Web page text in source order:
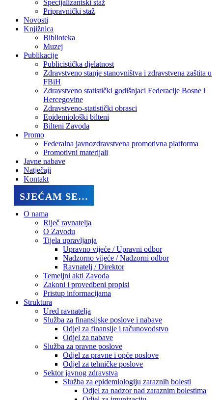
Specijalizantski staž
Pripravnički staž
Novosti
Knjižnica
Biblioteka
Muzej
Publikacije
Publicistička djelatnost
Zdravstveno stanje stanovništva i zdravstvena zaštita u
FBiH
Zdravstveno statistički godišnjaci Federacije Bosne i
Hercegovine
Zdravstveno-statistički obrasci
Epidemiološki bilteni
Bilteni Zavoda
Promo
Federalna javnozdravstvena promotivna platforma
Promotivni materijali
Javne nabave
Natječaji
Kontakt
SJEĆAM SE…
O nama
Riječ ravnatelja
O Zavodu
Tijela upravljanja
Upravno vijeće / Upravni odbor
Nadzorno vijeće / Nadzorni odbor
Ravnatelj / Direktor
Temeljni akti Zavoda
Zakoni i provedbeni propisi
Pristup informacijama
Struktura
Ured ravnatelja
Služba za finansijske poslove i nabave
Odjel za finansije i računovodstvo
Odjel za nabave
Služba za pravne poslove
Odjel za pravne i opće poslove
Odjel za tehničke poslove
Sektor javnog zdravstva
Služba za epidemiologiju zaraznih bolesti
Odjel za nadzor nad zaraznim bolestima